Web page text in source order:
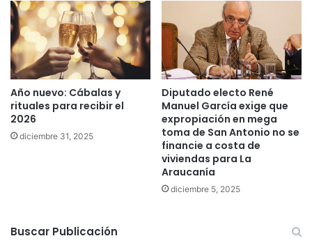
é
q
u
e
s
e
a
a
c
o
n
s
i
t
u
y
e
n
t
Año nuevo: Cábalas y
rituales para recibir el
2026
diciembre 31, 2025
Diputado electo René
Manuel García exige que
expropiación en mega
toma de San Antonio no se
financie a costa de
viviendas para La
Araucanía
diciembre 5, 2025
Buscar Publicación